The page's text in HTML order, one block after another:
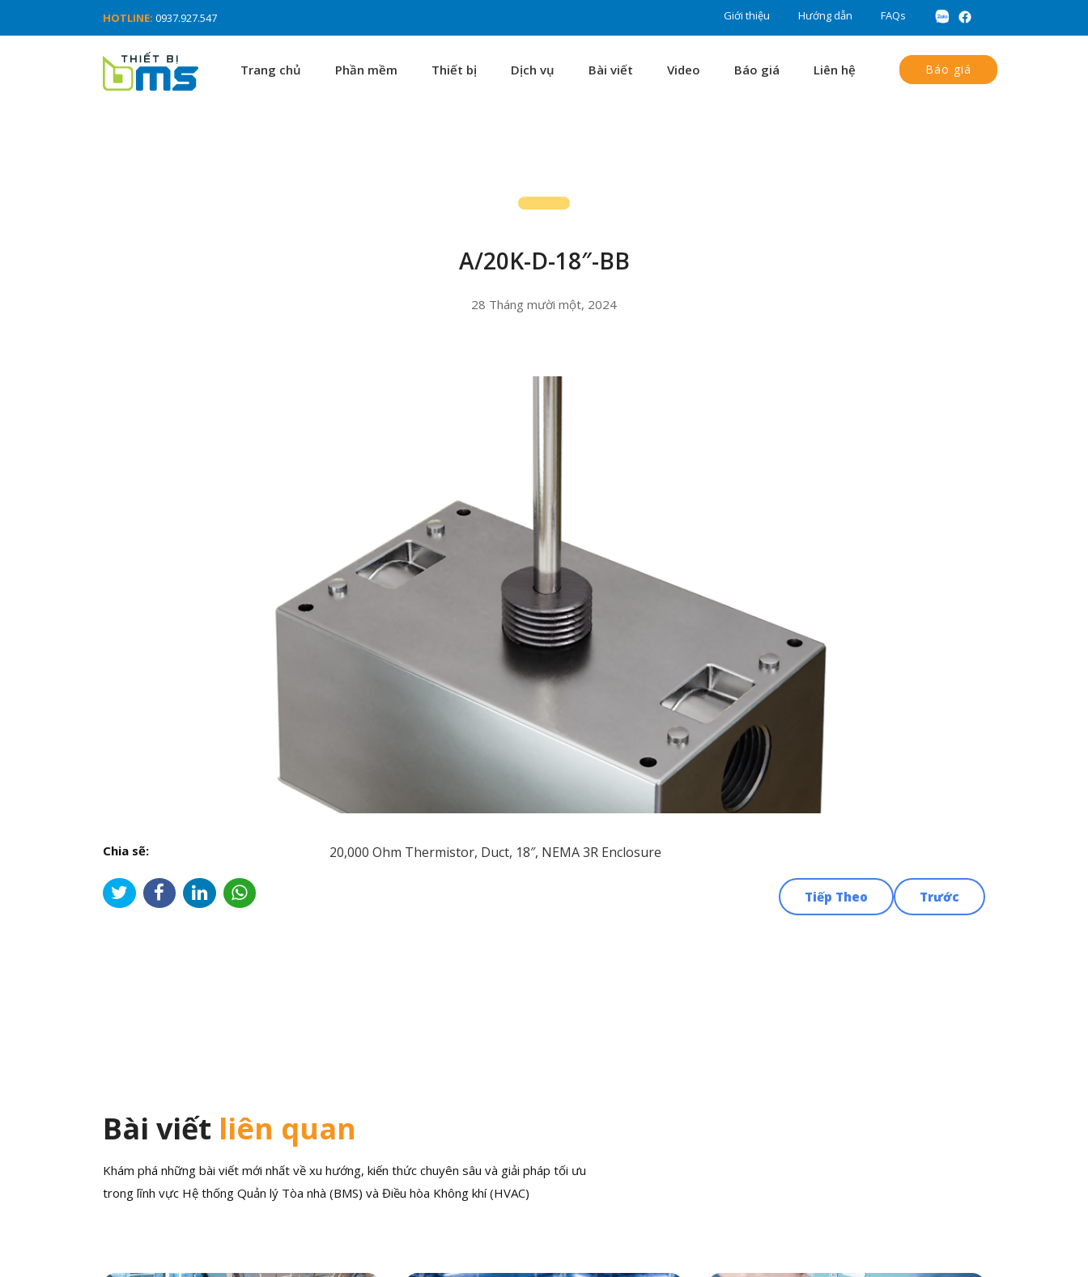
HOTLINE: 0937.927.547 Giới thiệu Hướng dẫn FAQs
Trang chủ Phần mềm Thiết bị Dịch vụ Bài viết Video Báo giá Liên hệ Báo giá
A/20K-D-18″-BB
28 Tháng mười một, 2024
Chia sẽ: 20,000 Ohm Thermistor, Duct, 18″, NEMA 3R Enclosure
Trước
Tiếp Theo
Bài viết liên quan
Khám phá những bài viết mới nhất về xu hướng, kiến thức chuyên sâu và giải pháp tối ưu
trong lĩnh vực Hệ thống Quản lý Tòa nhà (BMS) và Điều hòa Không khí (HVAC)